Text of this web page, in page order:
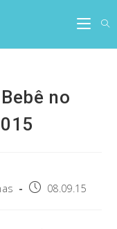
no
Post08.09.15